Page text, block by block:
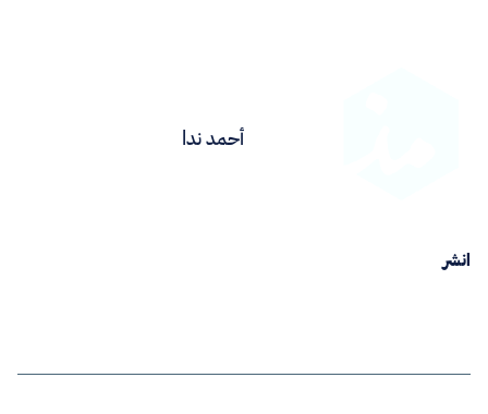
أحمد ندا
انشر